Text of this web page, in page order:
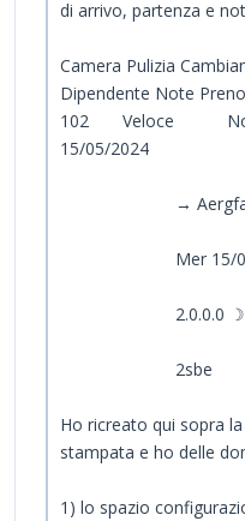
di arrivo, partenza e
Camera Pulizia
Dipendente Note
102
15/05/2024
→ Aergfa
Mer 15/05 ►
2.0.0.0
2sbe
Ho ricreato qui sopra
stampata e ho delle
1) lo spazio